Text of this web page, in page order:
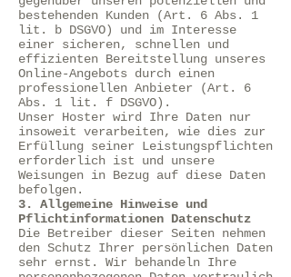
bestehenden Kunden (Art. 6 Abs. 1
lit. b DSGVO) und im Interesse
einer sicheren, schnellen und
effizienten Bereitstellung unseres
Online-Angebots durch einen
professionellen Anbieter (Art. 6
Abs. 1 lit. f DSGVO).
Unser Hoster wird Ihre Daten nur
insoweit verarbeiten, wie dies zur
Erfüllung seiner Leistungspflichten
erforderlich ist und unsere
Weisungen in Bezug auf diese Daten
befolgen.
3. Allgemeine Hinweise und
Pflichtinformationen Datenschutz
Die Betreiber dieser Seiten nehmen
den Schutz Ihrer persönlichen Daten
sehr ernst. Wir behandeln Ihre